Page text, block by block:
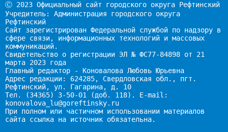
Ⓒ 2023 Официальный сайт городского округа Рефтинский
Учредитель: Администрация городского округа
Рефтинский
Сайт зарегистрирован Федеральной службой по надзору в
сфере связи, информационных технологий и массовых
коммуникаций.
Свидетельство о регистрации ЭЛ № ФС77-84898 от 21
марта 2023 года
Главный редактор - Коновалова Любовь Юрьевна
Адрес редакции: 624285, Свердловская обл., пгт.
Рефтинский, ул. Гагарина, д. 10
Тел. (34365) 3-50-01 (доб. 118). E-mail:
konovalova_lu@goreftinsky.ru
При полном или частичном использовании материалов
сайта ссылка на источник обязательна.